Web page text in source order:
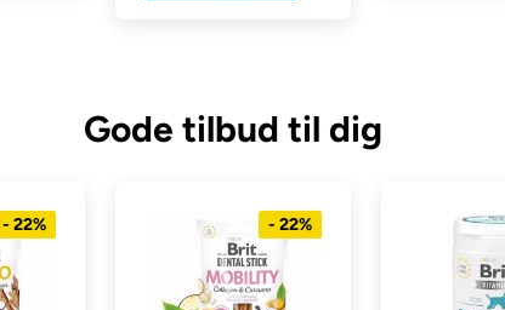
Gode tilbud til dig
- 22% - 22%